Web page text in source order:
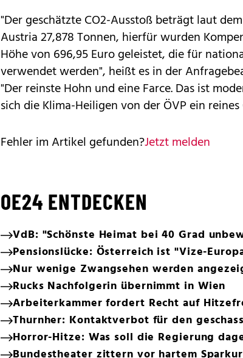
"Der geschätzte CO2-Ausstoß beträgt laut
Austria 27,878 Tonnen, hierfür wurden
Höhe von 696,95 Euro geleistet, die für
verwendet werden", heißt es in der
"Der reinste Hohn und eine Farce. Das ist
sich die Klima-Heiligen von der ÖVP ein
Fehler im Artikel gefunden?Jetzt melden
OE24 ENTDECKEN
VdB: "Schönste Heimat bei 40 Grad
Pensionslücke: Österreich ist "Vize-
Nur wenige Zwangsehen werden
Rucks Nachfolgerin übernimmt in Wien
Arbeiterkammer fordert Recht auf
Thurnher: Kontaktverbot für den
Horror-Hitze: Was soll die Regierung